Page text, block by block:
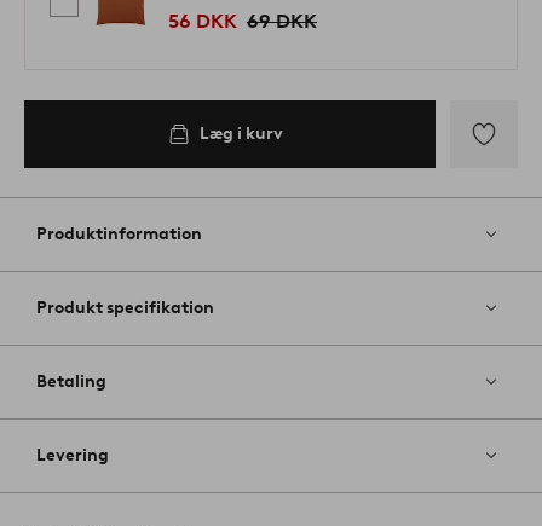
56 DKK 69 DKK
Læg i kurv
til
Produktinformation
Produkt specifikation
Betaling
Levering